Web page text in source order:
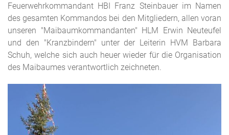
Feuerwehrkommandant HBI Franz Steinbauer im Namen
des gesamten Kommandos bei den Mitgliedern, allen voran
unseren "Maibaumkommandanten" HLM Erwin Neuteufel
und den "Kranzbindern" unter der Leiterin HVM Barbara
Schuh, welche sich auch heuer wieder für die Organisation
des Maibaumes verantwortlich zeichneten.